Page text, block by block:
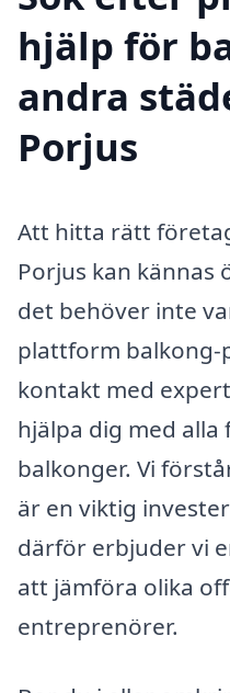
hjälp för
andra
Porjus
Att hitta rätt
Porjus kan kännas
det behöver inte
plattform balkong-
kontakt med
hjälpa dig med
balkonger. Vi
är en viktig
därför erbjuder vi
att jämföra olika
entreprenörer.